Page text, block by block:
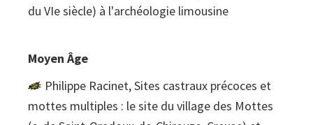
du VIe siècle) à l'archéologie limousine
Moyen Âge
Philippe Racinet, Sites castraux précoces et
mottes multiples : le site du village des Mottes